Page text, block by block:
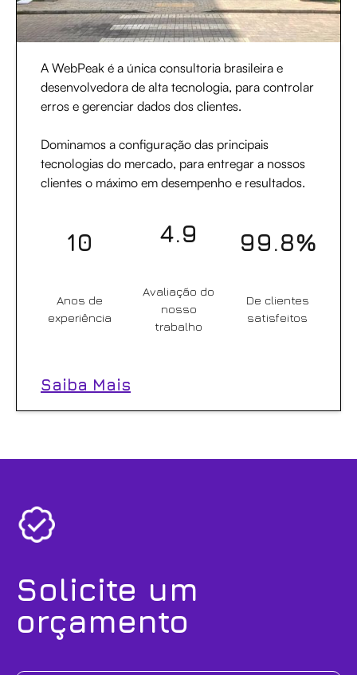
A WebPeak é a única consultoria brasileira e
desenvolvedora de alta tecnologia, para controlar
erros e gerenciar dados dos clientes.
Dominamos a configuração das principais
tecnologias do mercado, para entregar a nossos
clientes o máximo em desempenho e resultados.
10
Anos de
experiência
4.9
Avaliação do
nosso
trabalho
99.8%
De clientes
satisfeitos
Saiba Mais
Solicite um
orçamento